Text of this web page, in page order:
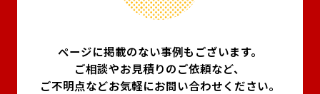
ページに掲載のない事例もございます。
ご相談やお見積りのご依頼など、
ご不明点などお気軽にお問い合わせください。